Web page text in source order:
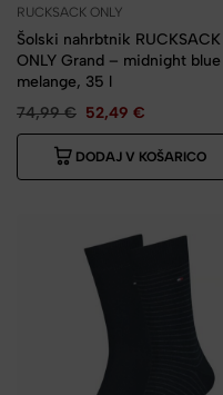
RUCKSACK ONLY
Šolski nahrbtnik RUCKSACK
ONLY Grand – midnight blue
melange, 35 l
74,99€ 52,49 €
DODAJ V KOŠARICO